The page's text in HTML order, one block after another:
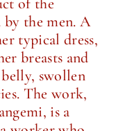
of the
the men. A
typical dress,
breasts and
swollen
The work,
is a